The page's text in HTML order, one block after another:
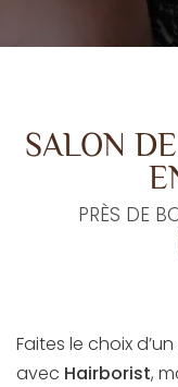
SALON
PRÈS DE
Faites le choix
avec Hairborist,